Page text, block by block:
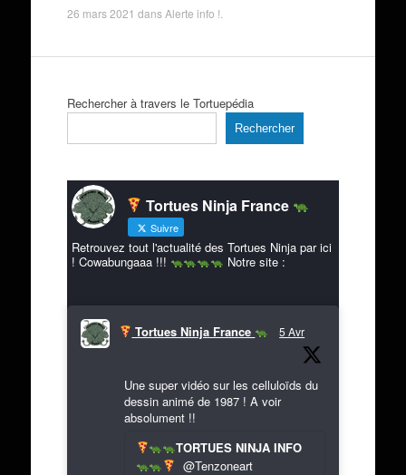
26 mars 2021 dansAlerte info !
Rechercher à travers le Tortuepédia
Rechercher
Tortues Ninja France
Suivre
Retrouvez tout l'actualité des Tortues Ninja par ici
! Cowabungaaa !!!
Notre site :
Tortues Ninja France 5 Avr
Une super vidéo sur les celluloïds du
dessin animé de 1987 ! A voir
absolument !!
TORTUES NINJA INFO
@Tenzoneart